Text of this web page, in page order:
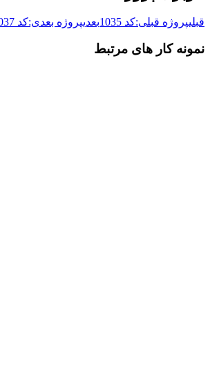
قبلیپروژه قبلی:کد 1035 بعدیپروژه بعدی:کد 1037
نمونه کار های مرتبط